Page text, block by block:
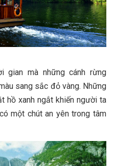
gian mà những cánh rừng
sang sắc đỏ vàng. Những
hồ xanh ngắt khiến người ta
một chút an yên trong tâm